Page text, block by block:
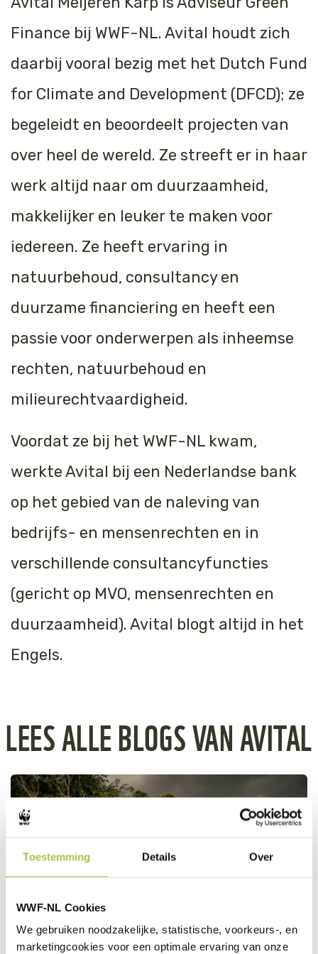
Toestemming Details Over
WWF-NL Cookies
We gebruiken noodzakelijke, statistische, voorkeurs-, en
marketingcookies voor een optimale ervaring van onze
Finance bij WWF-NL. Avital houdt zich
daarbij vooral bezig met het Dutch Fund
for Climate and Development (DFCD); ze
begeleidt en beoordeelt projecten van
over heel de wereld. Ze streeft er in haar
werk altijd naar om duurzaamheid,
makkelijker en leuker te maken voor
iedereen. Ze heeft ervaring in
natuurbehoud, consultancy en
duurzame financiering en heeft een
passie voor onderwerpen als inheemse
rechten, natuurbehoud en
milieurechtvaardigheid.
Voordat ze bij het WWF-NL kwam,
werkte Avital bij een Nederlandse bank
op het gebied van de naleving van
bedrijfs- en mensenrechten en in
verschillende consultancyfuncties
(gericht op MVO, mensenrechten en
duurzaamheid). Avital blogt altijd in het
Engels.
LEES ALLE BLOGS VAN AVITAL
Financial institutions
MEER INFO